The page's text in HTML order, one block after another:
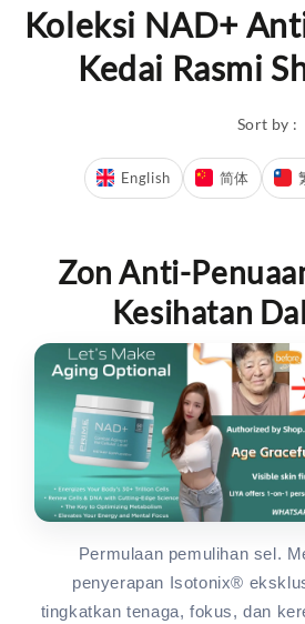
Koleksi NAD+
Kedai Rasmi
Sort by :
English 简体
Zon Anti-
Kesihatan
Permulaan pemulihan sel.
penyerapan Isotonix®
tingkatkan tenaga, fokus, dan